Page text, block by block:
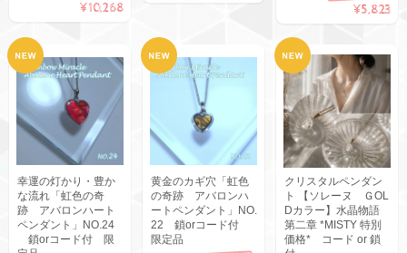
¥10,268 ¥5,823
幸運の灯かり・豊か
な流れ「虹色の奇
跡 アバロンハート
ペンダント」NO.24
鎖orコード付 限
黄金のカギ穴「虹色
の奇跡 アバロンハ
ートペンダント」NO.
22 鎖orコード付
限定品
クリスタルペンダン
ト 【ソレーヌ ＧOL
Dカラー】水晶物語
第二章 *MISTY 特別
価格* コード or 鎖